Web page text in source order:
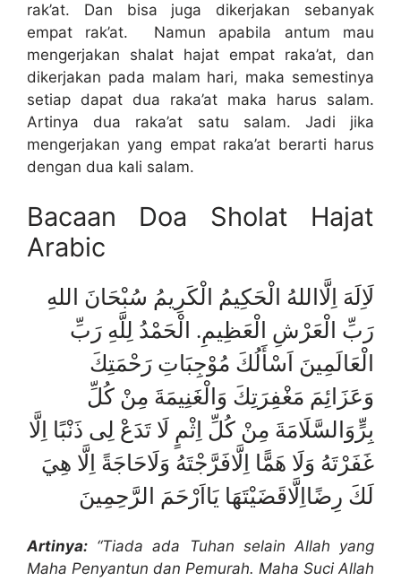
rak’at. Dan bisa juga dikerjakan sebanyak
empat rak’at. Namun apabila antum mau
mengerjakan shalat hajat empat raka’at, dan
dikerjakan pada malam hari, maka semestinya
setiap dapat dua raka’at maka harus salam.
Artinya dua raka’at satu salam. Jadi jika
mengerjakan yang empat raka’at berarti harus
dengan dua kali salam.
Bacaan Doa Sholat Hajat
Arabic
لَاِلَهَ اِلَّااللهُ الْحَكِيمُ الْكَرِيمُ سُبْحَانَ اللهِ
رَبِّ الْعَرْشِ الْعَظِيمِ. الْحَمْدُ لِلَّهِ رَبِّ
الْعَالَمِينَ اَسْأَلُكَ مُوْجِبَاتِ رَحْمَتِكَ
وَعَزَائِمَ مَغْفِرَتِكَ وَالْغَنِيمَةَ مِنْ كُلِّ
بِرٍّوَالسَّلَامَةَ مِنْ كُلِّ اِثْمٍ لَا تَدَعْ لِى ذَنْبًا اِلَّا
غَفَرْتَهُ وَلَا هَمًّا اِلَّافَرَّجْتَهُ وَلَاحَاجَةً اِلَّا هِيَ
لَكَ رِضًااِلَّاقَضَيْتَهَا يَااَرْحَمَ الرَّحِمِينَ
Artinya: “Tiada ada Tuhan selain Allah yang
Maha Penyantun dan Pemurah. Maha Suci Allah